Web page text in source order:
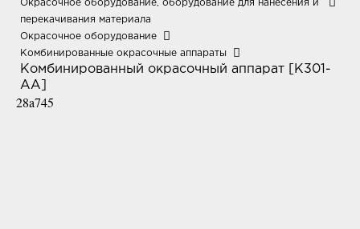
Окрасочное оборудование, оборудование для нанесения и
перекачивания материала
Окрасочное оборудование
Комбинированные окрасочные аппараты
Комбинированный окрасочный аппарат [K301-
AA]
28a745